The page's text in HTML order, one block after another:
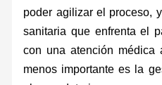
poder agilizar el proceso,
sanitaria que enfrenta el
con una atención médica
menos importante es la